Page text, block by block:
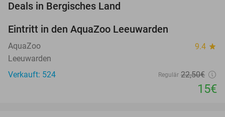
Deals in Bergisches Land
TODAY
Eintritt in den AquaZoo Leeuwarden
AquaZoo 9.4 star
Leeuwarden
Verkauft: 524
Regulär 22,50€
15€